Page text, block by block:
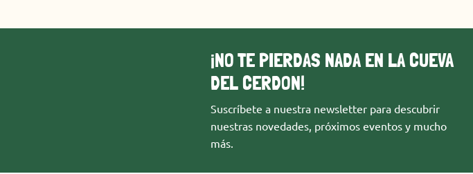
¡NO TE PIERDAS NADA EN LA CUEVA
DEL CERDON!
Suscríbete a nuestra newsletter para descubrir
nuestras novedades, próximos eventos y mucho
más.